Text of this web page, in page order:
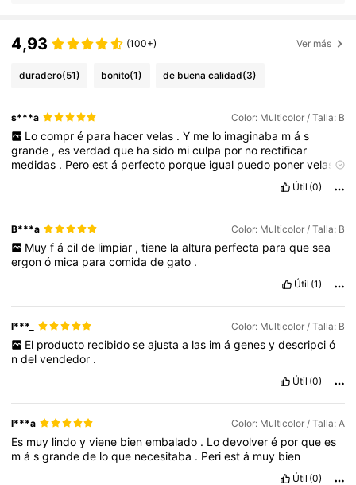
4,93 (100+) Ver más
duradero(51) bonito(1) de buena calidad(3)
s***a Color: Multicolor / Talla: B
Lo compr é para hacer velas . Y me lo imaginaba m á s
grande ,esverdadque hasido miculpa por no rectificar
medidas . Peroestá perfecto porque igual puedo ponervelas
que
Útil (0)
B***a Color: Multicolor / Talla: B
Muy f á cil de limpiar , tiene la altura perfecta para que sea
ergonó mica paracomidadegato .
Útil (1)
l***_ Color: Multicolor / Talla: B
El producto recibido se ajusta a las im á genes y descripci ó
ndelvendedor .
Útil (0)
l***a Color: Multicolor / Talla: A
Es muy lindoyviene bienembalado . Lodevolveré porquees
másgrandede loque necesitaba . Periestá muy bien
Útil (0)